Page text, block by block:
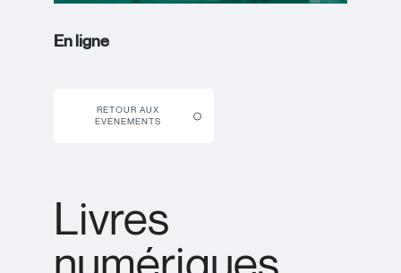
En ligne
RETOUR AUX
ÉVÉNEMENTS
Livres